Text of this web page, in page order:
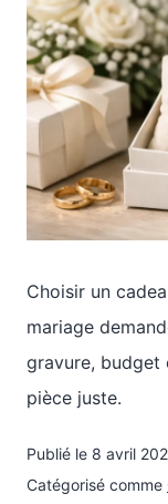
Choisir un
mariage
gravure, budget
pièce juste.
Publié le 8 avril
Catégorisé comme